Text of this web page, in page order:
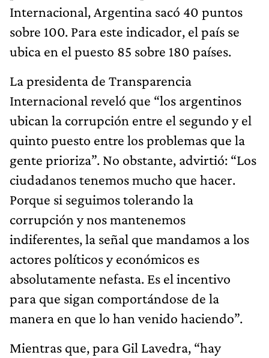
Internacional, Argentina sacó 40 puntos
sobre 100. Para este indicador, el país se
ubica en el puesto 85 sobre 180 países.
La presidenta de Transparencia
Internacional reveló que “los argentinos
ubican la corrupción entre el segundo y el
quinto puesto entre los problemas que la
gente prioriza”. No obstante, advirtió: “Los
ciudadanos tenemos mucho que hacer.
Porque si seguimos tolerando la
corrupción y nos mantenemos
indiferentes, la señal que mandamos a los
actores políticos y económicos es
absolutamente nefasta. Es el incentivo
para que sigan comportándose de la
manera en que lo han venido haciendo”.
Mientras que, para Gil Lavedra, “hay